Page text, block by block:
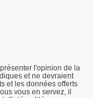
l'opinion de la
et ne devraient
et les données offerts
vous en servez, il